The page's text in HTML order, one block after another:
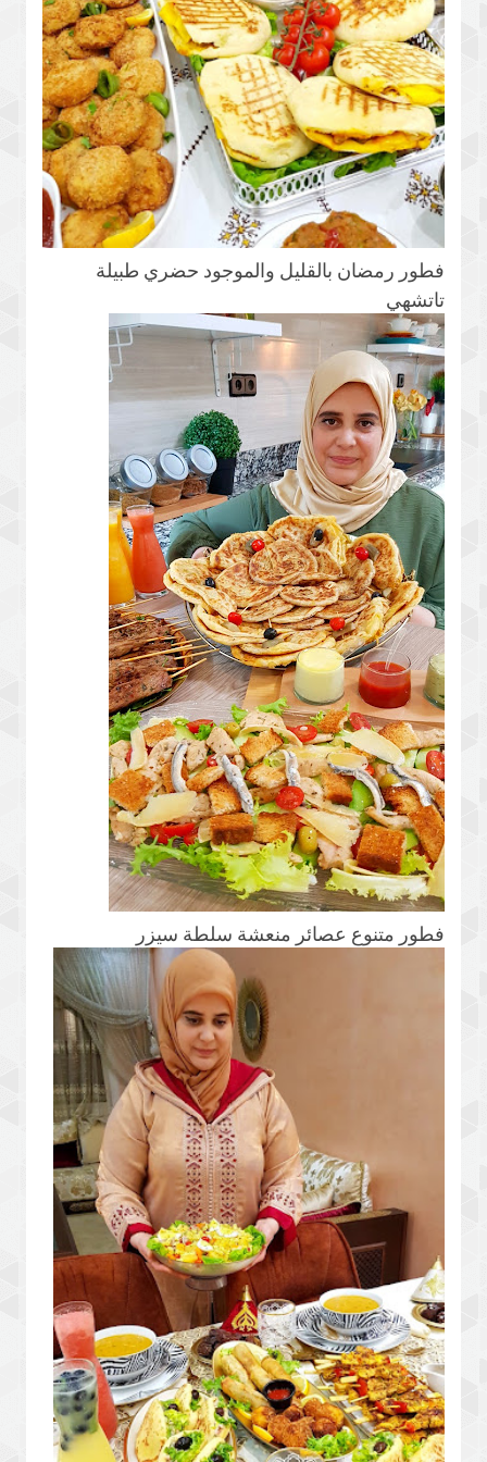
فطور رمضان بالقليل والموجود حضري طبيلة
تاتشهي
فطور متنوع عصائر منعشة سلطة سيزر